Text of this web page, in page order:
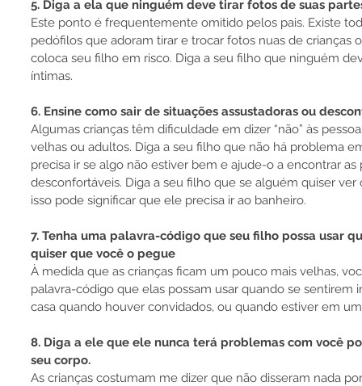
5. Diga a ela que ninguém deve tirar fotos de suas
Este ponto é frequentemente omitido pelos pais. Existe
pedófilos que adoram tirar e trocar fotos nuas de crianças
coloca seu filho em risco. Diga a seu filho que ninguém
íntimas.
6. Ensine como sair de situações assustadoras ou
Algumas crianças têm dificuldade em dizer “não” às
velhas ou adultos. Diga a seu filho que não há problema
precisa ir se algo não estiver bem e ajude-o a encontrar
desconfortáveis. Diga a seu filho que se alguém quiser
isso pode significar que ele precisa ir ao banheiro.
7. Tenha uma palavra-código que seu filho possa usar
quiser que você o pegue
À medida que as crianças ficam um pouco mais velhas,
palavra-código que elas possam usar quando se sentirem
casa quando houver convidados, ou quando estiver em
8. Diga a ele que ele nunca terá problemas com você
seu corpo.
As crianças costumam me dizer que não disseram nada